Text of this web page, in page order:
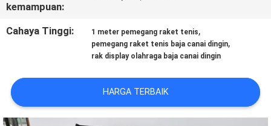
PERMINTAAN
PENAWARAN
SITEMAP
kemampuan:
Cahaya Tinggi: 1 meter pemegang raket tenis,
pemegang raket tenis baja canai dingin,
rak display olahraga baja canai dingin
HARGA TERBAIK